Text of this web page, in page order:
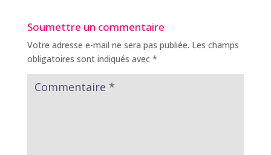
Soumettre un commentaire
Votre adresse e-mail ne sera pas publiée. Les champs
obligatoires sont indiqués avec *